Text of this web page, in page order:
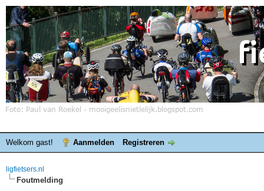
Welkom gast! Aanmelden Registreren
ligfietsers.nl
Foutmelding